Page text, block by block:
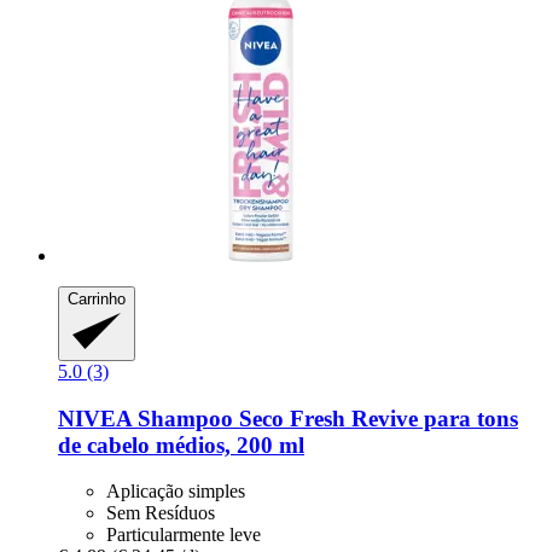
Carrinho
5.0 (3)
NIVEA Shampoo Seco Fresh Revive para tons
de cabelo médios, 200 ml
Aplicação simples
Sem Resíduos
Particularmente leve